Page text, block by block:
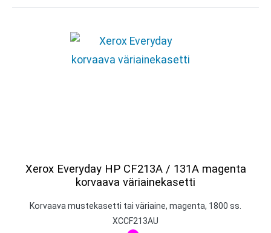
Xerox Everyday HP CF213A / 131A magenta
korvaava väriainekasetti
Korvaava mustekasetti tai väriaine, magenta, 1800 ss.
XCCF213AU